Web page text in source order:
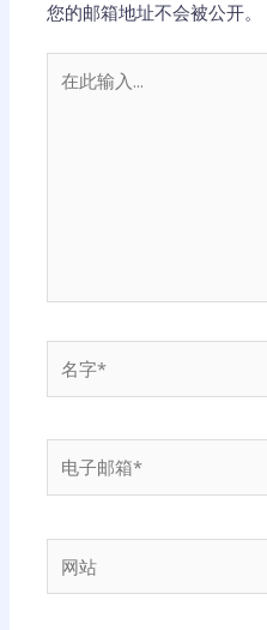
您的邮箱地址不会被公开。
此
字
子
箱
站